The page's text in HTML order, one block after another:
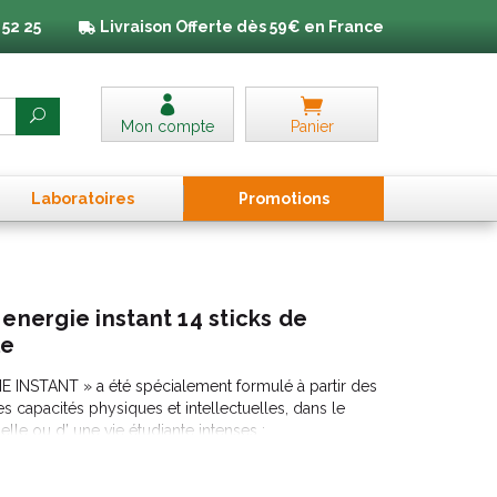
25 Livraison Offerte dès 59€ en France
Mon compte Panier
Laboratoires Promotions
instant 14 sticks de
INSTANT » a été spécialement formulé à partir des
capacités physiques et intellectuelles, dans le
ou d’ une vie étudiante intenses :